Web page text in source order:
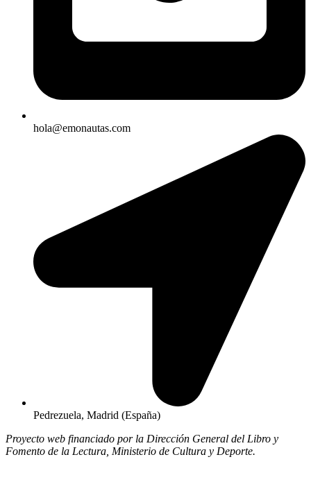
hola@emonautas.com
Pedrezuela, Madrid (España)
Proyecto web financiado por la Dirección General del Libro y
Fomento de la Lectura, Ministerio de Cultura y Deporte.